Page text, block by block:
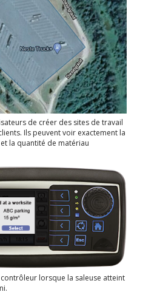
de créer des sites de travail
Ils peuvent voir exactement la
la quantité de matériau
lorsque la saleuse atteint